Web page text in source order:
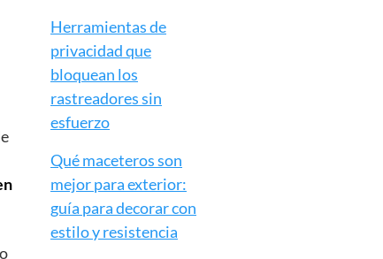
Herramientas de
privacidad que
bloquean los
rastreadores sin
esfuerzo
Qué maceteros son
mejor para exterior:
guía para decorar con
estilo y resistencia